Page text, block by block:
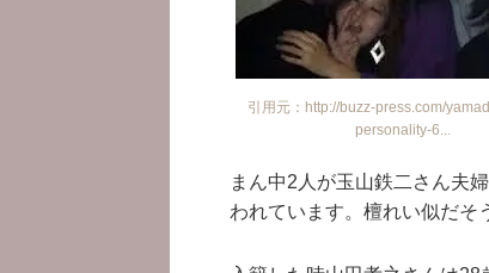
引用元：http://buzz-press.com/
personality-6...
まん中2人が玉山鉄二さん夫
われています。檀れい似だそ